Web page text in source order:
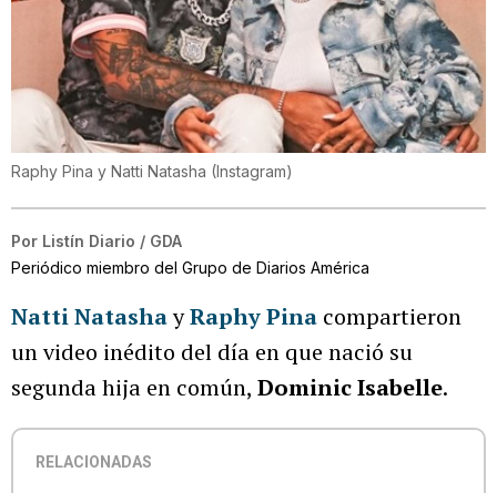
Raphy Pina y Natti Natasha (Instagram)
Por Listín Diario / GDA
Periódico miembro del Grupo de Diarios América
Natti NatashayRaphy Pina compartieron
un video inédito del día en que nació su
segunda hija en común, Dominic Isabelle.
RELACIONADAS